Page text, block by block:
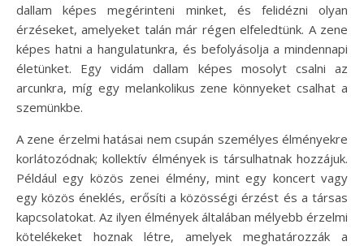
dallam képes megérinteni minket, és felidézni olyan
érzéseket, amelyeket talán már régen elfeledtünk. A zene
képes hatni a hangulatunkra, és befolyásolja a mindennapi
életünket. Egy vidám dallam képes mosolyt csalni az
arcunkra, míg egy melankolikus zene könnyeket csalhat a
szemünkbe.
A zene érzelmi hatásai nem csupán személyes élményekre
korlátozódnak; kollektív élmények is társulhatnak hozzájuk.
Például egy közös zenei élmény, mint egy koncert vagy
egy közös éneklés, erősíti a közösségi érzést és a társas
kapcsolatokat. Az ilyen élmények általában mélyebb érzelmi
kötelékeket hoznak létre, amelyek meghatározzák a